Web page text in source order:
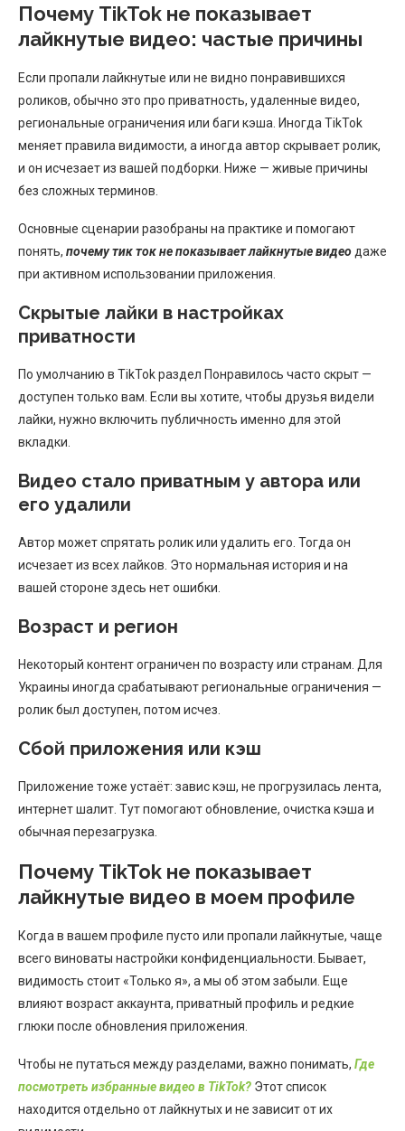
Почему TikTok не показывает
лайкнутые видео: частые причины
Если пропали лайкнутые или не видно понравившихся
роликов, обычно это про приватность, удаленные видео,
региональные ограничения или баги кэша. Иногда TikTok
меняет правила видимости, а иногда автор скрывает ролик,
и он исчезает из вашей подборки. Ниже — живые причины
без сложных терминов.
Основные сценарии разобраны на практике и помогают
понять, почему тик ток не показывает лайкнутые видео даже
при активном использовании приложения.
Скрытые лайки в настройках
приватности
По умолчанию в TikTok раздел Понравилось часто скрыт —
доступен только вам. Если вы хотите, чтобы друзья видели
лайки, нужно включить публичность именно для этой
вкладки.
Видео стало приватным у автора или
его удалили
Автор может спрятать ролик или удалить его. Тогда он
исчезает из всех лайков. Это нормальная история и на
вашей стороне здесь нет ошибки.
Возраст и регион
Некоторый контент ограничен по возрасту или странам. Для
Украины иногда срабатывают региональные ограничения —
ролик был доступен, потом исчез.
Сбой приложения или кэш
Приложение тоже устаёт: завис кэш, не прогрузилась лента,
интернет шалит. Тут помогают обновление, очистка кэша и
обычная перезагрузка.
Почему TikTok не показывает
лайкнутые видео в моем профиле
Когда в вашем профиле пусто или пропали лайкнутые, чаще
всего виноваты настройки конфиденциальности. Бывает,
видимость стоит «Только я», а мы об этом забыли. Еще
влияют возраст аккаунта, приватный профиль и редкие
глюки после обновления приложения.
Чтобы не путаться между разделами, важно понимать, Где
посмотреть избранные видео в TikTok? Этот список
находится отдельно от лайкнутых и не зависит от их